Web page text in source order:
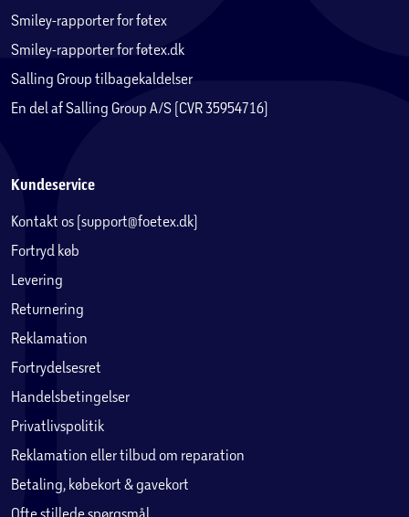
Smiley-rapporter for føtex
Smiley-rapporter for føtex.dk
Salling Group tilbagekaldelser
En del af Salling Group A/S (CVR 35954716)
Kundeservice
Kontakt os (support@foetex.dk)
Fortryd køb
Levering
Returnering
Reklamation
Fortrydelsesret
Handelsbetingelser
Privatlivspolitik
Reklamation eller tilbud om reparation
Betaling, købekort & gavekort
Ofte stillede spørgsmål